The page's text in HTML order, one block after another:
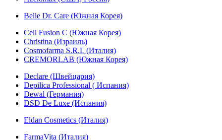
Belle Dr. Care (Южная Корея)
Cell Fusion C (Южная Корея)
Christina (Израиль)
Cosmofarma S.R.L (Италия)
CREMORLAB (Южная Корея)
Declare (Швейцария)
Depilica Professional ( Испания)
Dewal (Германия)
DSD De Luxe (Испания)
Eldan Cosmetics (Италия)
FarmaVita (Италия)